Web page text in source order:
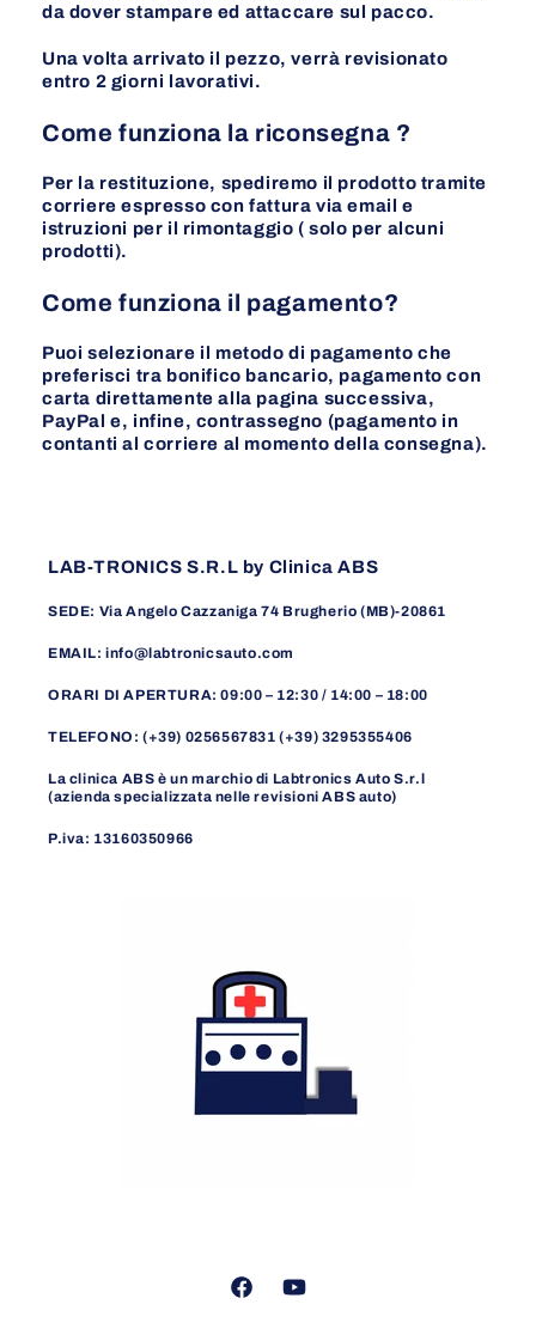
da dover stampare ed attaccare sul pacco.
Una volta arrivato il pezzo, verrà revisionato
entro 2 giorni lavorativi.
Come funziona la riconsegna ?
Per la restituzione, spediremo il prodotto tramite
corriere espresso con fattura via email e
istruzioni per il rimontaggio ( solo per alcuni
prodotti).
Come funziona il pagamento?
Puoi selezionare il metodo di pagamento che
preferisci tra bonifico bancario, pagamento con
carta direttamente alla pagina successiva,
PayPal e, infine, contrassegno (pagamento in
contanti al corriere al momento della consegna).
LAB-TRONICS S.R.L by Clinica ABS
SEDE: Via Angelo Cazzaniga 74 Brugherio (MB)-20861
EMAIL: info@labtronicsauto.com
ORARI DI APERTURA: 09:00 – 12:30 / 14:00 – 18:00
TELEFONO: (+39) 0256567831 (+39) 3295355406
La clinica ABS è un marchio di Labtronics Auto S.r.l
(azienda specializzata nelle revisioni ABS auto)
P.iva: 13160350966
FacebookYouTube